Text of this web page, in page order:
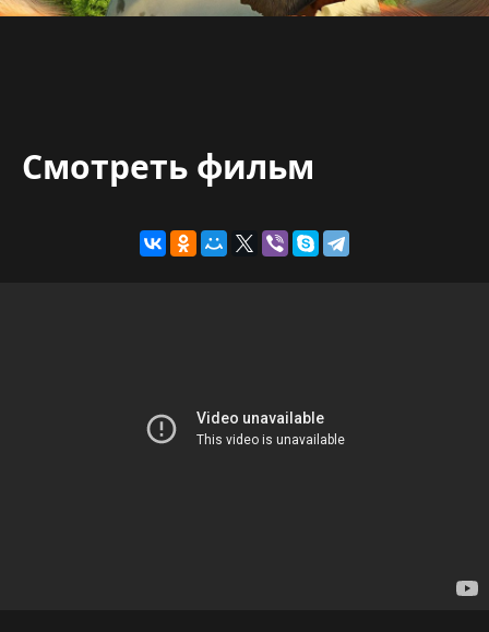
Смотреть фильм